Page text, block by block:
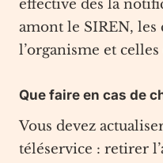
effective dès la
amont le SIREN, les
l’organisme et
Que faire en cas de
Vous devez
téléservice : retirer